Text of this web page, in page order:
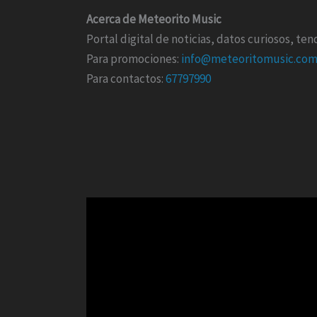
Acerca de Meteorito Music
Portal digital de noticias, datos curiosos,
Para promociones: info@meteoritomusic.com
Para contactos:67797990